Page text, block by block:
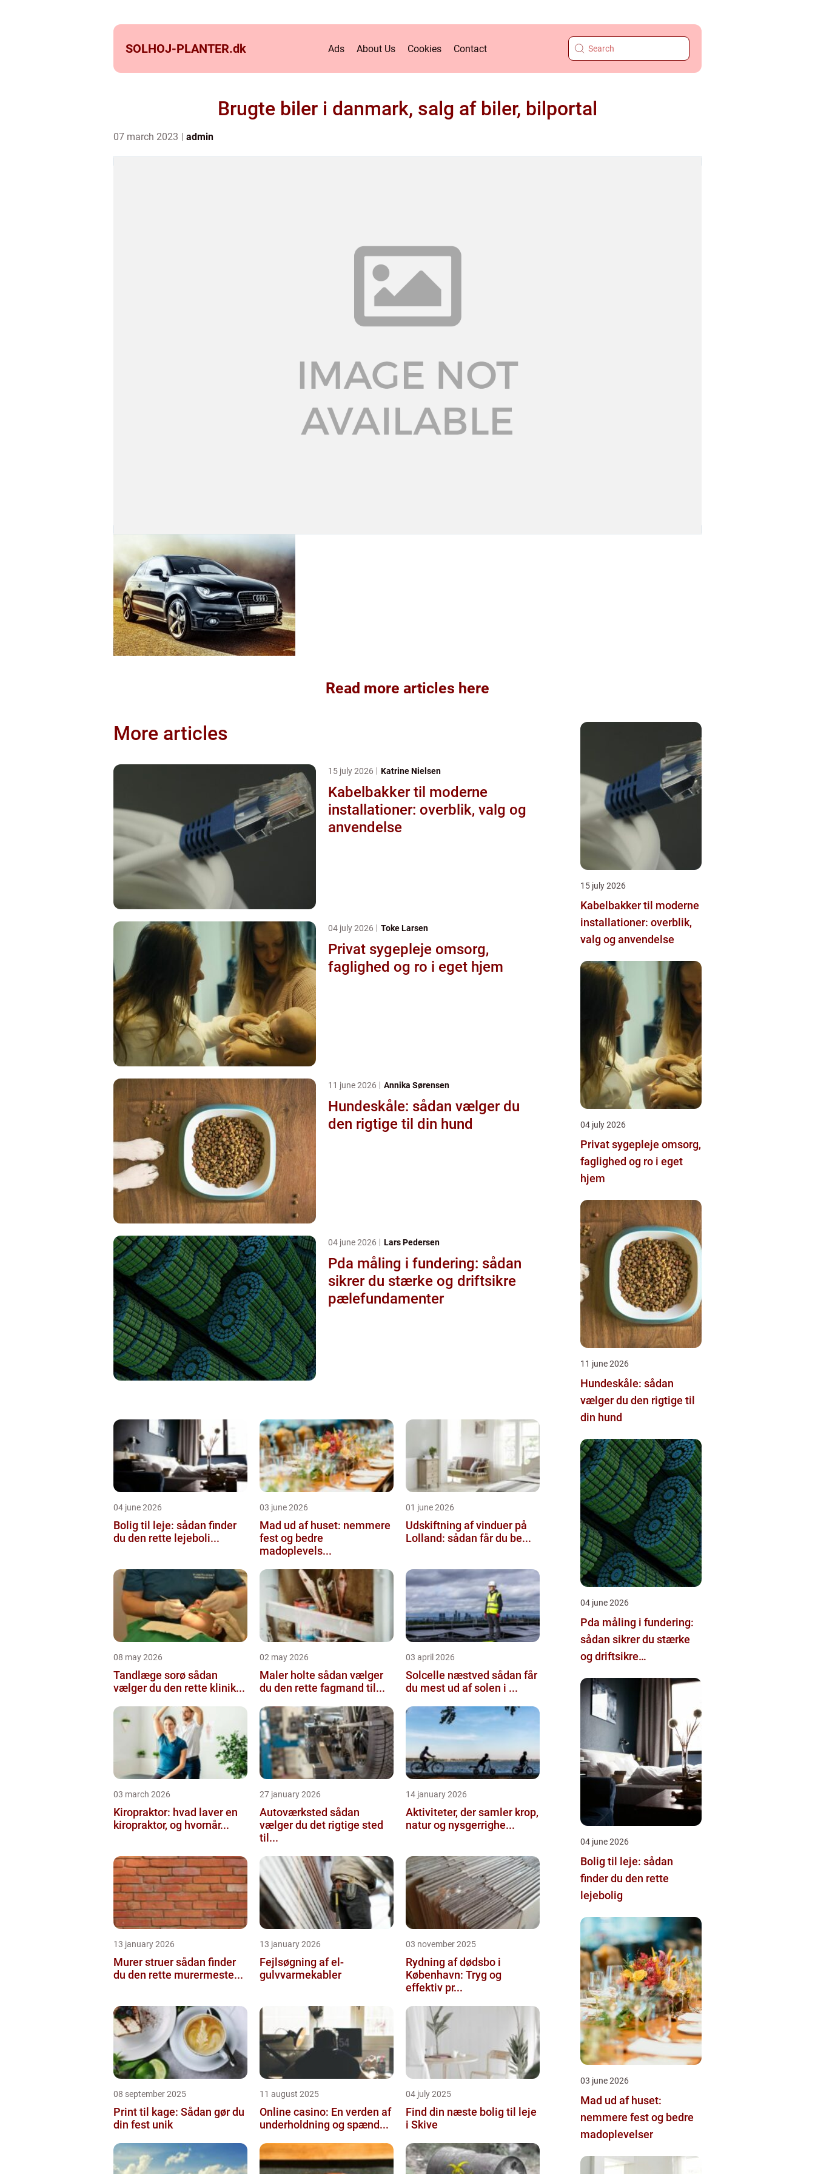
SOLHOJ-PLANTER.dk Ads About Us Cookies Contact
Brugte biler i danmark, salg af biler, bilportal
07 march 2023 admin
Read more articles here
More articles
15 july 2026 Katrine Nielsen
Kabelbakker til moderne
installationer: overblik, valg og
anvendelse
04 july 2026 Toke Larsen
Privat sygepleje omsorg,
faglighed og ro i eget hjem
11 june 2026 Annika Sørensen
Hundeskåle: sådan vælger du
den rigtige til din hund
04 june 2026 Lars Pedersen
Pda måling i fundering: sådan
sikrer du stærke og driftsikre
pælefundamenter
04 june 2026
Bolig til leje: sådan finder
du den rette lejeboli...
03 june 2026
Mad ud af huset: nemmere
fest og bedre
madoplevels...
01 june 2026
Udskiftning af vinduer på
Lolland: sådan får du be...
08 may 2026
Tandlæge sorø sådan
vælger du den rette klinik...
02 may 2026
Maler holte sådan vælger
du den rette fagmand til...
03 april 2026
Solcelle næstved sådan får
du mest ud af solen i ...
03 march 2026
Kiropraktor: hvad laver en
kiropraktor, og hvornår...
27 january 2026
Autoværksted sådan
vælger du det rigtige sted
til...
14 january 2026
Aktiviteter, der samler krop,
natur og nysgerrighe...
13 january 2026
Murer struer sådan finder
du den rette murermeste...
13 january 2026
Fejlsøgning af el-
gulvvarmekabler
03 november 2025
Rydning af dødsbo i
København: Tryg og
effektiv pr...
08 september 2025
Print til kage: Sådan gør du
din fest unik
11 august 2025
Online casino: En verden af
underholdning og spænd...
04 july 2025
Find din næste bolig til leje
i Skive
15 july 2026
Kabelbakker til moderne
installationer: overblik,
valg og anvendelse
04 july 2026
Privat sygepleje omsorg,
faglighed og ro i eget
hjem
11 june 2026
Hundeskåle: sådan
vælger du den rigtige til
din hund
04 june 2026
Pda måling i fundering:
sådan sikrer du stærke
og driftsikre
04 june 2026
Bolig til leje: sådan
finder du den rette
lejebolig
03 june 2026
Mad ud af huset:
nemmere fest og bedre
madoplevelser